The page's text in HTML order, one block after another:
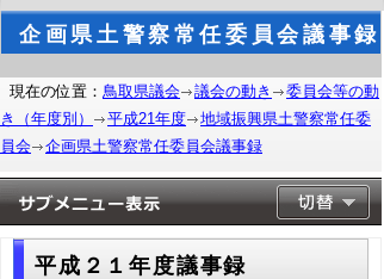
企画県土警察常任委員会議事録
現在の位置： 鳥取県議会 議会の動き
委員会等の動
き（年度別）
平成21年度
地域振興県土警察常任委
員会
企画県土警察常任委員会議事録
平成２１年度議事録